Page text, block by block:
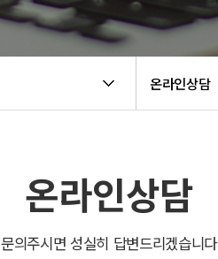
온라인상담
온라인상담
문의주시면 성실히 답변드리겠습니다